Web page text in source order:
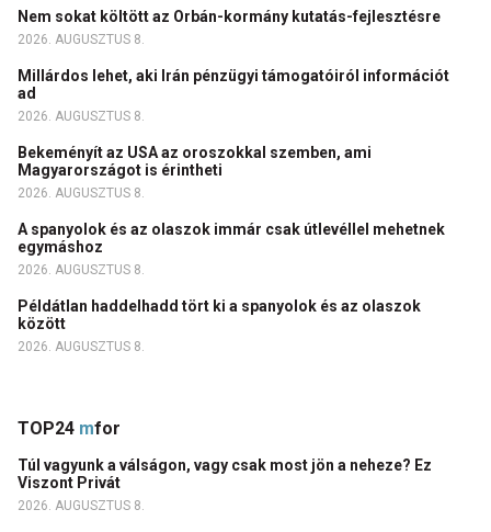
Nem sokat költött az Orbán-kormány kutatás-fejlesztésre
2026. AUGUSZTUS 8.
Millárdos lehet, aki Irán pénzügyi támogatóiról információt
ad
2026. AUGUSZTUS 8.
Bekeményít az USA az oroszokkal szemben, ami
Magyarországot is érintheti
2026. AUGUSZTUS 8.
A spanyolok és az olaszok immár csak útlevéllel mehetnek
egymáshoz
2026. AUGUSZTUS 8.
Példátlan haddelhadd tört ki a spanyolok és az olaszok
között
2026. AUGUSZTUS 8.
TOP24 mfor
Túl vagyunk a válságon, vagy csak most jön a neheze? Ez
Viszont Privát
2026. AUGUSZTUS 8.